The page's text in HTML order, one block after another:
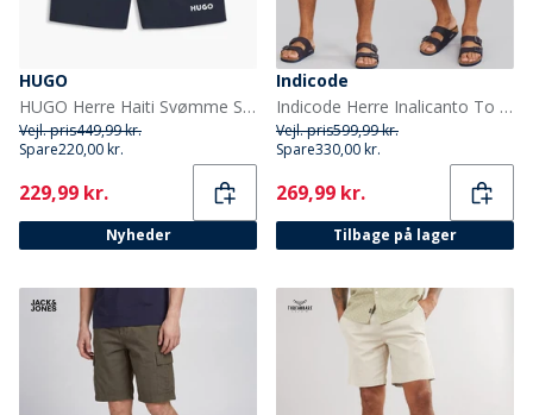
HUGO
HUGO Herre Haiti Svømme Shorts Dark Blue
Vejl. pris449,99 kr.
Spare220,00 kr.
Current
229,99 kr.
Nyheder
Indicode
Indicode Herre Inalicanto To Pak Denim Shorts Medium Indigo/Iconic Blue Medium Indigo+Iconic Blue
Vejl. pris599,99 kr.
Spare330,00 kr.
Current
269,99 kr.
Tilbage på lager